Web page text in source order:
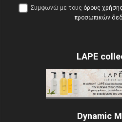
Συμφωνώ με τους όρους χρήσης
προσωπικών
LAPE
Dynamic